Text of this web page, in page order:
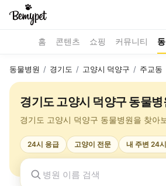
홈 콘텐츠 쇼핑 커뮤니티
동물병원 / 경기도 / 고양시 덕양구 / 주교동
경기도 고양시 덕양구 동물병
경기도 고양시 덕양구 동물병원을 찾아
24시 응급 고양이 전문 내 주변 24시